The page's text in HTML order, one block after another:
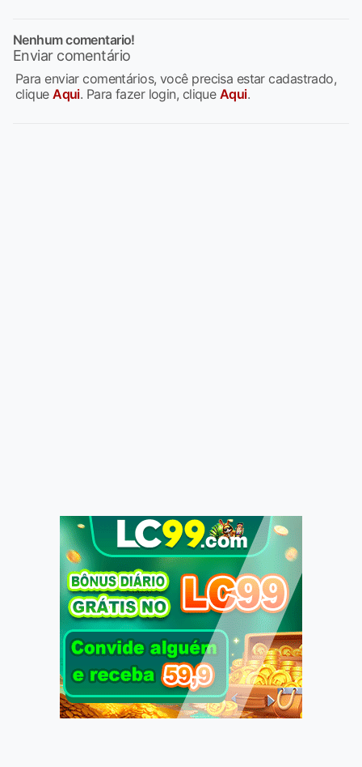
Nenhum comentario!
Enviar comentário
Para enviar comentários, você precisa estar cadastrado,
cliqueAqui. Para fazer login, clique Aqui.